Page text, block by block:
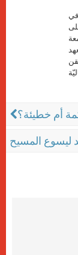
في
أم خطيئة؟
ليسوع المسيح